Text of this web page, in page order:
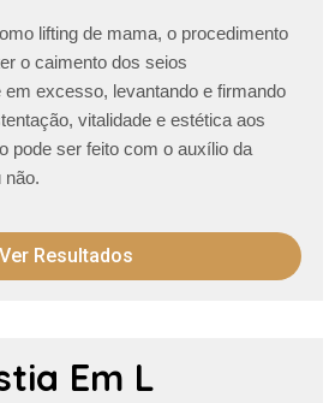
lifting de mama, o procedimento
o caimento dos seios
em excesso, levantando e firmando
vitalidade e estética aos
pode ser feito com o auxílio da
não.
Ver Resultados
Em L